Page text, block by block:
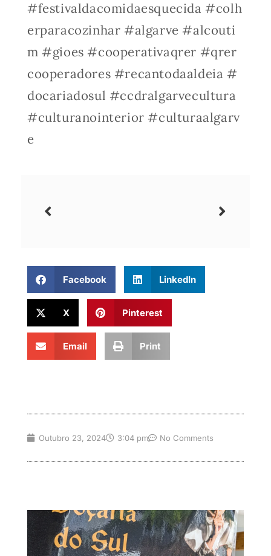
#festivaldacomidaesquecida #colh
erparacozinhar #algarve #alcouti
m #gioes #cooperativaqrer #qrer
cooperadores #recantodaaldeia #
docariadosul #ccdralgarvecultura
#culturanointerior #culturaalgarv
e
Facebook LinkedIn
X Pinterest
Email Print
Outubro 23, 2024 3:04 pm No Comments